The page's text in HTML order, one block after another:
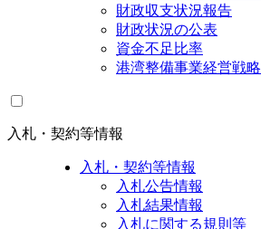
財政収支状況報告
財政状況の公表
資金不足比率
港湾整備事業経営戦略
入札・契約等情報
入札・契約等情報
入札公告情報
入札結果情報
入札に関する規則等